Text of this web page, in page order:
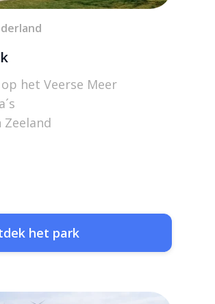
het Veerse Meer
het park